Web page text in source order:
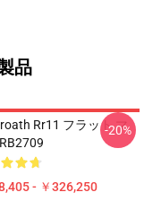
品
Rr11 フラット マ
- ￥326,250
-20%